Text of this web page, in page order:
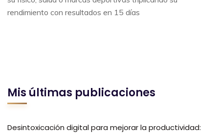
rendimiento con resultados en 15 días
Mis últimas publicaciones
Desintoxicación digital para mejorar la productividad: